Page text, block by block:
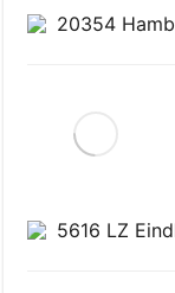
20354
5616 LZ